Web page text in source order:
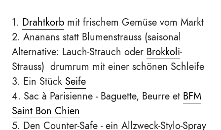
1. Drahtkorb mit frischem Gemüse vom Markt
2. Ananans statt Blumenstrauss (saisonal
Alternative: Lauch-Strauch oder Brokkoli-
Strauss) drumrum mit einer schönen Schleife
3. Ein Stück Seife
4. Sac à Parisienne - Baguette, Beurre et BFM
Saint Bon Chien
5. Den Counter-Safe - ein Allzweck-Stylo-Spray